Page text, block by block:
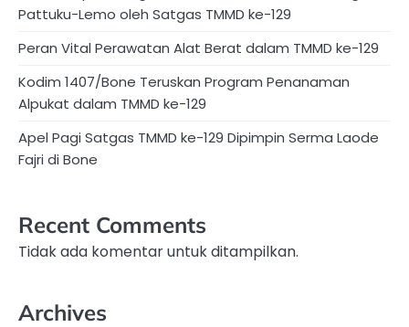
Pattuku-Lemo oleh Satgas TMMD ke-129
Peran Vital Perawatan Alat Berat dalam TMMD ke-129
Kodim 1407/Bone Teruskan Program Penanaman
Alpukat dalam TMMD ke-129
Apel Pagi Satgas TMMD ke-129 Dipimpin Serma Laode
Fajri di Bone
Recent Comments
Tidak ada komentar untuk ditampilkan.
Archives